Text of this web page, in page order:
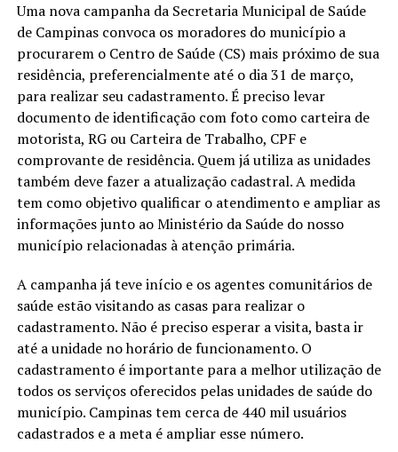
Uma nova campanha da Secretaria Municipal de Saúde
de Campinas convoca os moradores do município a
procurarem o Centro de Saúde (CS) mais próximo de sua
residência, preferencialmente até o dia 31 de março,
para realizar seu cadastramento. É preciso levar
documento de identificação com foto como carteira de
motorista, RG ou Carteira de Trabalho, CPF e
comprovante de residência. Quem já utiliza as unidades
também deve fazer a atualização cadastral. A medida
tem como objetivo qualificar o atendimento e ampliar as
informações junto ao Ministério da Saúde do nosso
município relacionadas à atenção primária.
A campanha já teve início e os agentes comunitários de
saúde estão visitando as casas para realizar o
cadastramento. Não é preciso esperar a visita, basta ir
até a unidade no horário de funcionamento. O
cadastramento é importante para a melhor utilização de
todos os serviços oferecidos pelas unidades de saúde do
município. Campinas tem cerca de 440 mil usuários
cadastrados e a meta é ampliar esse número.